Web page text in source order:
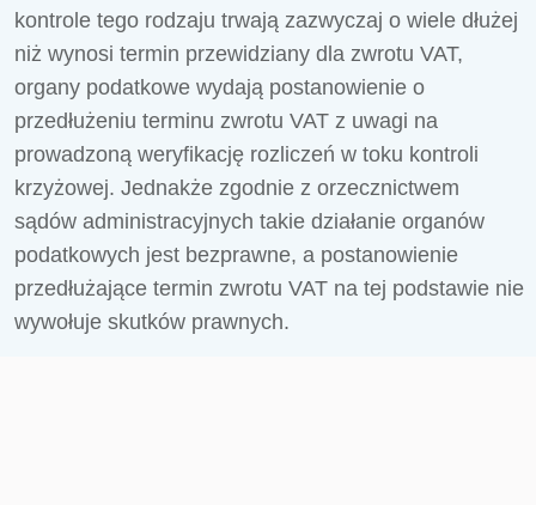
kontrole tego rodzaju trwają zazwyczaj o wiele dłużej
niż wynosi termin przewidziany dla zwrotu VAT,
organy podatkowe wydają postanowienie o
przedłużeniu terminu zwrotu VAT z uwagi na
prowadzoną weryfikację rozliczeń w toku kontroli
krzyżowej. Jednakże zgodnie z orzecznictwem
sądów administracyjnych takie działanie organów
podatkowych jest bezprawne, a postanowienie
przedłużające termin zwrotu VAT na tej podstawie nie
wywołuje skutków prawnych.